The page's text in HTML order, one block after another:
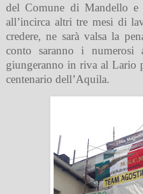
del Comune di Mandello e
all’incirca altri tre mesi di
credere, ne sarà valsa la
conto saranno i numerosi
giungeranno in riva al Lario
centenario dell’Aquila.